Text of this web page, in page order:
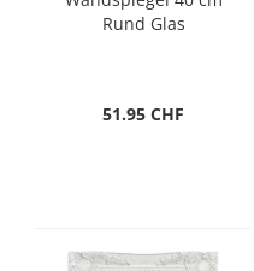
Rund Glas
51.95 CHF